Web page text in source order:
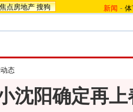
点房地产 搜狗 新闻 -
态
沈阳确定再